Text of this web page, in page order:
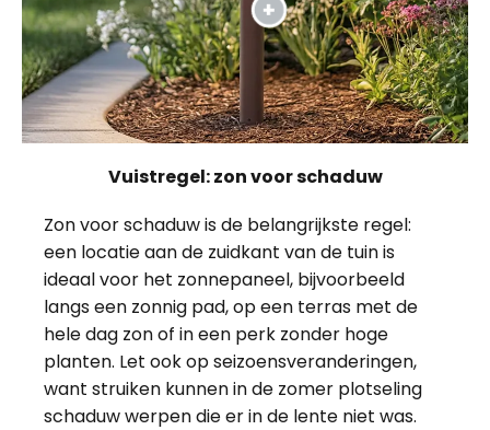
Vuistregel: zon voor schaduw
Zon voor schaduw is de belangrijkste regel:
een locatie aan de zuidkant van de tuin is
ideaal voor het zonnepaneel, bijvoorbeeld
langs een zonnig pad, op een terras met de
hele dag zon of in een perk zonder hoge
planten. Let ook op seizoensveranderingen,
want struiken kunnen in de zomer plotseling
schaduw werpen die er in de lente niet was.